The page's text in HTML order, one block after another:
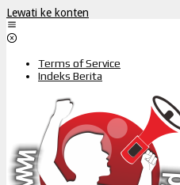
Lewati ke konten
Terms of Service
Indeks Berita